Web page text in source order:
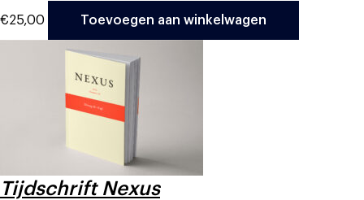
€25,00 Toevoegen aan winkelwagen
Tijdschrift Nexus